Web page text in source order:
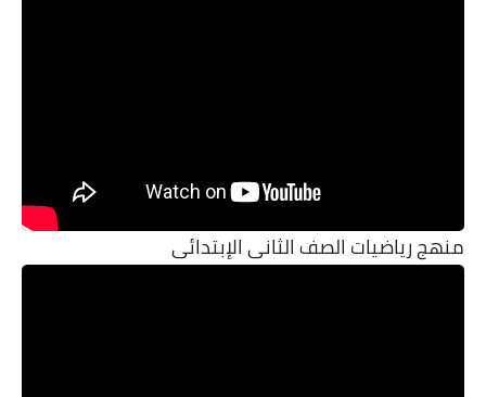
منهج رياضيات الصف الثانى الإبتدائى